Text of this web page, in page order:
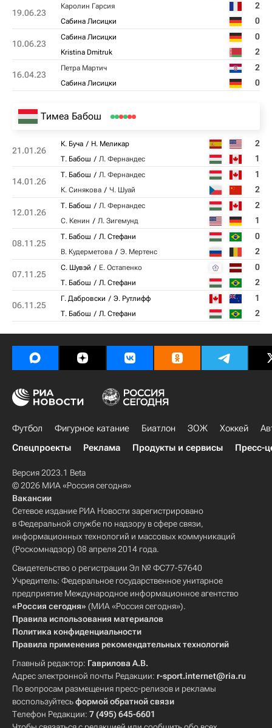
19.06.23
Каролин Гарсия 2
Сабина Лисицки 0
10.06.23
Сабина Лисицки 0
Kristina Dmitruk 2
16.04.23
Петра Мартич 2
Сабина Лисицки 0
Тимеа Бабош
21.01.26
К. Буча Н. Меликар 2
Т. Бабош Л. Фернандес 1
14.01.26
Т. Бабош Л. Фернандес 1
К. Синякова Ч. Шуай 2
12.01.26
Т. Бабош Л. Фернандес 2
С. Кенин Л. Зигемунд 1
08.11.25
Т. Бабош Л. Стефани 0
В. Кудерметова Э. Мертенс 2
07.11.25
С. Шувэй Е. Остапенко 0
Т. Бабош Л. Стефани 2
06.11.25
Г. Дабровски Э. Рутлифф 1
Т. Бабош Л. Стефани 2
Футбол Фигурное катание Биатлон ЗОЖ Хоккей
Спецпроекты
Реклама Продукты и сервисы Пресс-
Версия 2023.1 Beta
© 2026 МИА «Россия сегодня»
Вакансии
Сетевое издание РИА Новости зарегистрировано
в Федеральной службе по надзору в сфере связи,
информационных технологий и массовых коммуникаций
(Роскомнадзор) 08 апреля 2014 года.
Свидетельство о регистрации Эл № ФС77-57640
Учредитель: Федеральное государственное унитарное
предприятие Международное информационное агентство
«Россия сегодня» (МИА «Россия сегодня»).
Правила использования материалов
Политика конфиденциальности
Правила применения рекомендательных технологий
Главный редактор: Гаврилова А.В.
Адрес электронной почты Редакции: r-sport.internet@ria.ru
По вопросам размещения пресс-релизов и рекламы
воспользуйтесьформой обратной связи
Телефон Редакции: 7 (495) 645-6601